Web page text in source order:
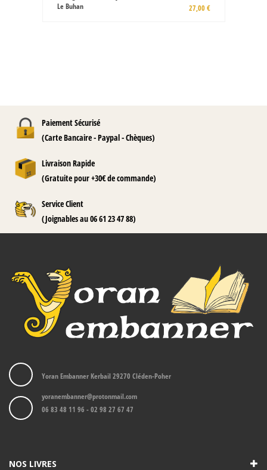
Le Buhan
27,00 €
Paiement Sécurisé
(Carte Bancaire - Paypal - Chèques)
Livraison Rapide
(Gratuite pour +30€ de commande)
Service Client
(Joignables au 06 61 23 47 88)
Yoran Embanner Kerbail 29270 Cléden-Poher
yoranembanner@protonmail.com
06 83 48 11 96 - 02 98 27 67 47
NOS LIVRES